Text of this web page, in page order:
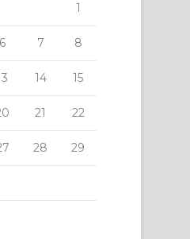
1
6 7 8
14 15
21 22
28 29